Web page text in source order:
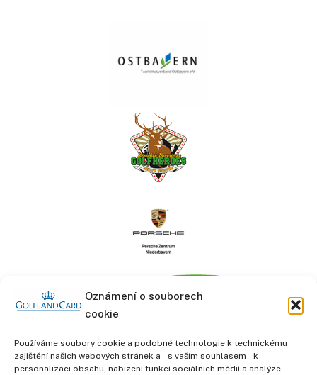
Oznámení o souborech
cookie
Používáme soubory cookie a podobné technologie k technickému
zajištění našich webových stránek a – s vaším souhlasem – k
personalizaci obsahu, nabízení funkcí sociálních médií a analýze